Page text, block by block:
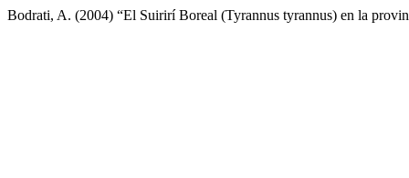
Bodrati, A. (2004) “El Suirirí Boreal (Tyrannus tyrannus) en la